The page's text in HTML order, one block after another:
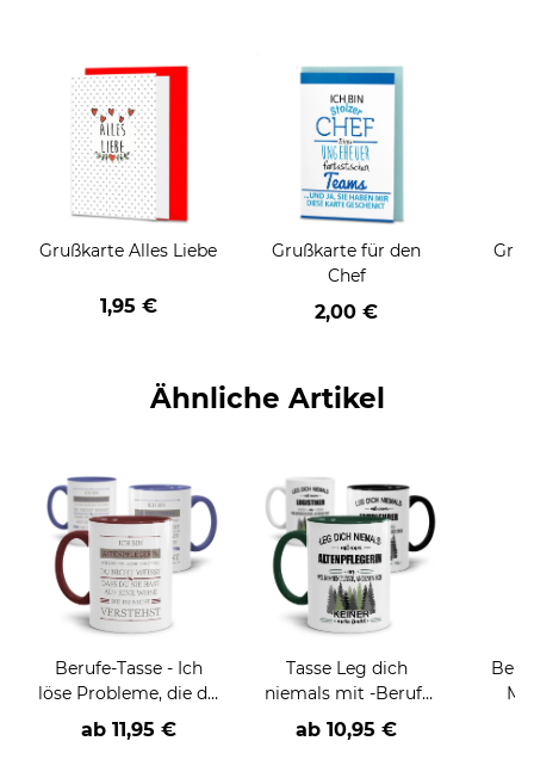
Grußkarte Alles Liebe
1,95 €
Grußkarte für den
Chef
2,00 €
Ähnliche Artikel
Berufe-Tasse - Ich
löse Probleme, die du
nicht verstehst -
verschiedene Berufe
ab 11,95 €
Tasse Leg dich
niemals mit -Beruf-
an
ab 10,95 €